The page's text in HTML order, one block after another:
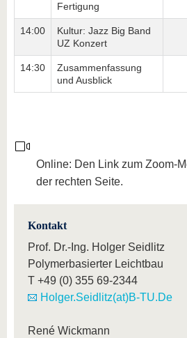
Fertigung
14:00
Kultur: Jazz Big Band
UZ Konzert
14:30
Zusammenfassung
und Ausblick
Online: Den Link zum Zoom-
der rechten Seite.
Kontakt
Prof. Dr.-Ing. Holger Seidlitz
Polymerbasierter Leichtbau
T +49 (0) 355 69-2344
Holger.Seidlitz(at)B-TU.De
René Wickmann